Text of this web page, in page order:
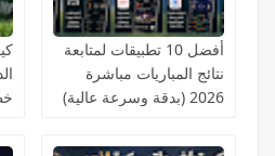
أفضل 10 تطبيقات لمتابعة
نتائج المباريات مباشرة
2026 (بدقة وسرعة عالية)